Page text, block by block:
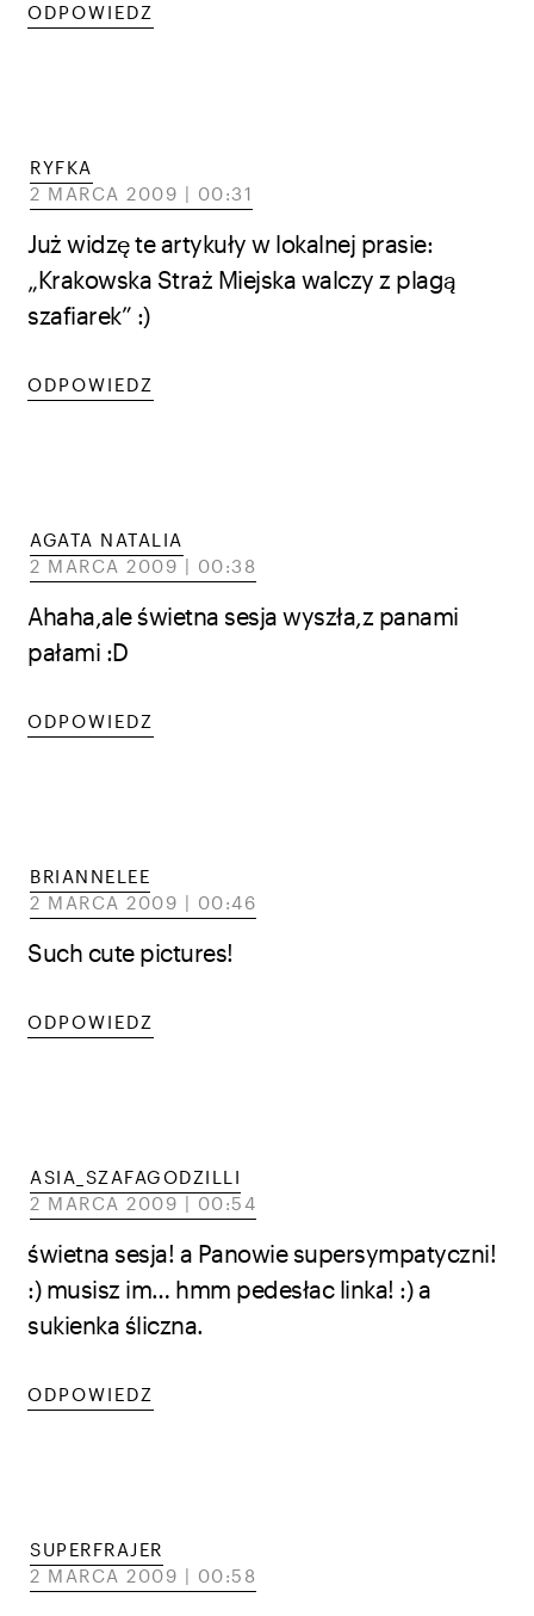
ODPOWIEDZ
RYFKA
2 MARCA 2009 | 00:31
Już widzę te artykuły w lokalnej prasie:
„Krakowska Straż Miejska walczy z plagą
szafiarek” :)
ODPOWIEDZ
AGATA NATALIA
2 MARCA 2009 | 00:38
Ahaha,ale świetna sesja wyszła,z panami
pałami :D
ODPOWIEDZ
BRIANNELEE
2 MARCA 2009 | 00:46
Such cute pictures!
ODPOWIEDZ
ASIA_SZAFAGODZILLI
2 MARCA 2009 | 00:54
świetna sesja! a Panowie supersympatyczni!
:) musisz im… hmm pedesłac linka! :) a
sukienka śliczna.
ODPOWIEDZ
SUPERFRAJER
2 MARCA 2009 | 00:58